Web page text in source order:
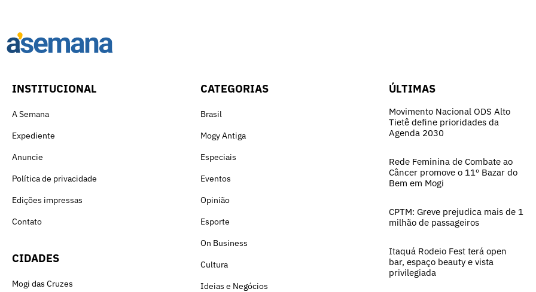
INSTITUCIONAL
A Semana
Expediente
Anuncie
Política de privacidade
Edições impressas
Contato
CIDADES
Mogi das Cruzes
CATEGORIAS
Brasil
Mogy Antiga
Especiais
Eventos
Opinião
Esporte
On Business
Cultura
Ideias e Negócios
ÚLTIMAS
Movimento Nacional ODS Alto
Tietê define prioridades da
Agenda 2030
Rede Feminina de Combate ao
Câncer promove o 11º Bazar do
Bem em Mogi
CPTM: Greve prejudica mais de 1
milhão de passageiros
Itaquá Rodeio Fest terá open
bar, espaço beauty e vista
privilegiada